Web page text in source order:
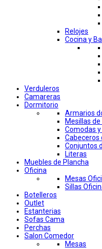
Relojes
Cocina y
Verduleros
Camareras
Dormitorio
Armarios
Mesillas
Comodas
Cabeceros
Conjuntos
Literas
Muebles de Plancha
Oficina
Mesas
Sillas
Botelleros
Outlet
Estanterias
Sofas Cama
Perchas
Salon Comedor
Mesas